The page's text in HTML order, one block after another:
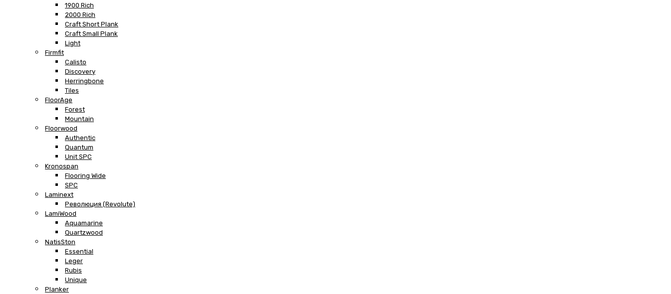
1900 Rich
2000 Rich
Craft Short Plank
Craft Small Plank
Light
Firmfit
Calisto
Discovery
Herringbone
Tiles
FloorAge
Forest
Mountain
Floorwood
Authentic
Quantum
Unit SPC
Kronospan
Flooring Wide
SPC
Laminext
Революция (Revolute)
LamiWood
Aquamarine
Quartzwood
NatisSton
Essential
Leger
Rubis
Unique
Planker